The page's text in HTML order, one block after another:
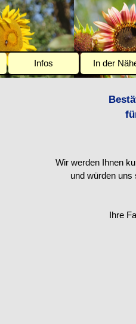
überspringen
▼
Infos ▼
In der
Wir werden Ihnen
und würden uns
Ihre